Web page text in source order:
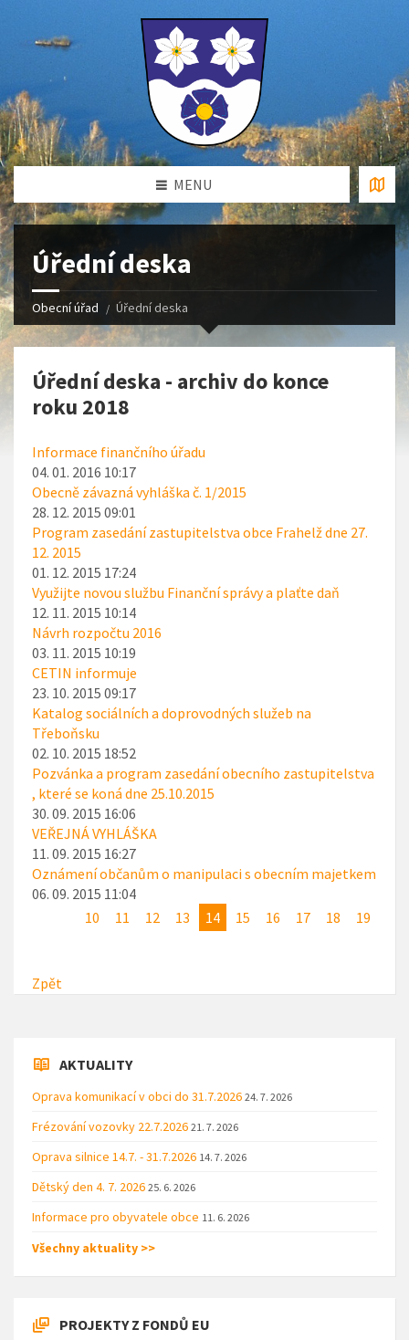
MENU
Úřední deska
Obecní úřad Úřední deska
Úřední deska - archiv do konce
roku 2018
Informace finančního úřadu
04. 01. 2016 10:17
Obecně závazná vyhláška č. 1/2015
28. 12. 2015 09:01
Program zasedání zastupitelstva obce Frahelž dne 27.
12. 2015
01. 12. 2015 17:24
Využijte novou službu Finanční správy a plaťte daň
12. 11. 2015 10:14
Návrh rozpočtu 2016
03. 11. 2015 10:19
CETIN informuje
23. 10. 2015 09:17
Katalog sociálních a doprovodných služeb na
Třeboňsku
02. 10. 2015 18:52
Pozvánka a program zasedání obecního zastupitelstva
, které se koná dne 25.10.2015
30. 09. 2015 16:06
VEŘEJNÁ VYHLÁŠKA
11. 09. 2015 16:27
Oznámení občanům o manipulaci s obecním majetkem
06. 09. 2015 11:04
10
11 12 13 14 15 16 17 18 19
Zpět
AKTUALITY
Oprava komunikací v obci do 31.7.2026 24. 7. 2026
Frézování vozovky 22.7.2026 21. 7. 2026
Oprava silnice 14.7. - 31.7.2026 14. 7. 2026
Dětský den 4. 7. 2026 25. 6. 2026
Informace pro obyvatele obce 11. 6. 2026
Všechny aktuality >>
PROJEKTY Z FONDŮ EU